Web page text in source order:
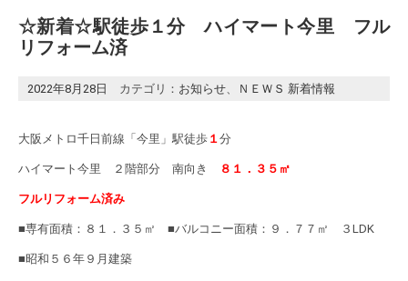
☆新着☆駅徒歩１分 ハイマート今里 フル
リフォーム済
2022年8月28日 カテゴリ： お知らせ、 ＮＥＷＳ 新着情報
大阪メトロ千日前線「今里」駅徒歩 １分
ハイマート今里 ２階部分 南向き ８１．３５㎡
フルリフォーム済み
■専有面積：８１．３５㎡ ■バルコニー面積：９．７７㎡ ３LDK
■昭和５６年９月建築